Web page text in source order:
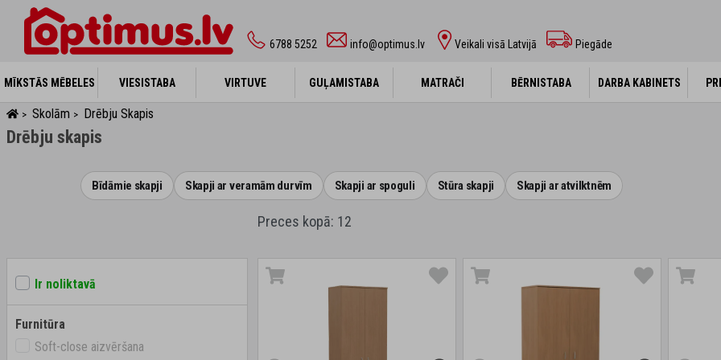
6788 5252 info@optimus.lv Veikali visā Latvijā Piegāde
MĪKSTĀS MĒBELES VIESISTABA VIRTUVE GUĻAMISTABA MATRAČI BĒRNISTABA DARBA KABINETS
MĪKSTĀS MĒBELES VIESISTABA VIRTUVE GUĻAMISTABA MATRAČI BĒRNISTABA DARBA KABINETS
> Skolām > Drēbju Skapis
Drēbju skapis
Bīdāmie skapji Skapji ar veramām durvīm Skapji ar spoguli Stūra skapji Skapji ar atvilktnēm
Ir noliktavā
Furnitūra
Soft-close aizvēršana
Preces kopā: 12